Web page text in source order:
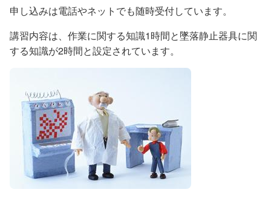
申し込みは電話やネットでも随時受付しています。
講習内容は、作業に関する知識1時間と墜落静止器具に関
する知識が2時間と設定されています。